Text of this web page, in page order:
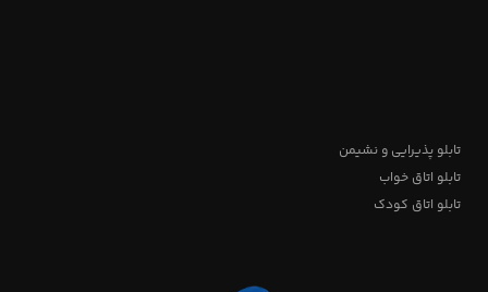
تابلو پذیرایی و نشیمن
تابلو اتاق خواب
تابلو اتاق کودک